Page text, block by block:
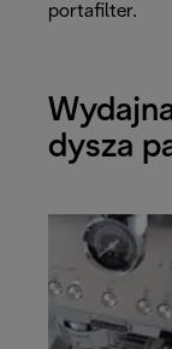
portafilter.
dysza